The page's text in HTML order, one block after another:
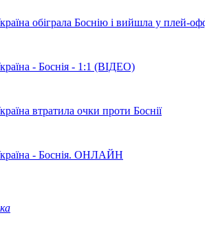
обіграла Боснію і вийшла у плей-
- Боснія - 1:1 (ВІДЕО)
втратила очки проти Боснії
- Боснія. ОНЛАЙН